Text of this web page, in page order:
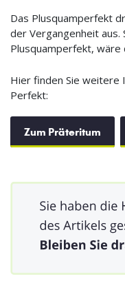
Das Plusquamperfekt
der Vergangenheit aus.
Plusquamperfekt, wäre
Hier finden Sie weitere
Perfekt:
Zum Präteritum